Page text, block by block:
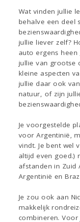
Wat vinden jullie
behalve een deel
jullie liever zelf?
auto ergens heen
jullie van grootse
kleine aspecten
jullie daar ook
natuur, of zijn
Je voorgestelde
voor Argentinië,
vindt. Je bent wel
altijd even goed.)
afstanden in Zuid
Argentinië en
Je zou ook aan
makkelijk
combineren.